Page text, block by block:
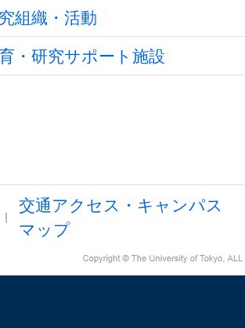
組織・活動
・研究サポート施設
交通アクセス・キャンパス
マップ